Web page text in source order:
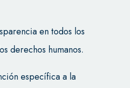
en todos los
derechos humanos.
específica a la